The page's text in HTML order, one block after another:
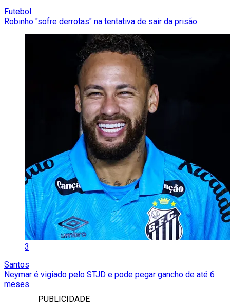
Futebol
Robinho "sofre derrotas" na tentativa de sair da prisão
3
Santos
Neymar é vigiado pelo STJD e pode pegar gancho de até 6
meses
PUBLICIDADE